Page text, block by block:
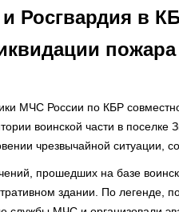
Росгвардия в
МЧС России по КБР
воинской части в
чрезвычайной ситуации,
прошедших на базе
здании. По легенде,